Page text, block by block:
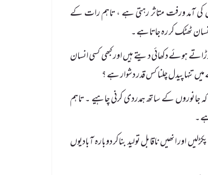
آمد ورفت متاثر رہتی ہے ، تاہم رات کے
ٹھٹک کر رہ جاتاہے ۔
ہوئے دکھائی دیتے ہیں اور کبھی کسی انسان
چلنا کس قدر دشوار ہے ؟
کے ساتھ ہمدردی کرنی چاہیے ۔ تاہم
۔
انھیں ناقابل تولید بناکر دوبارہ آبادیوں